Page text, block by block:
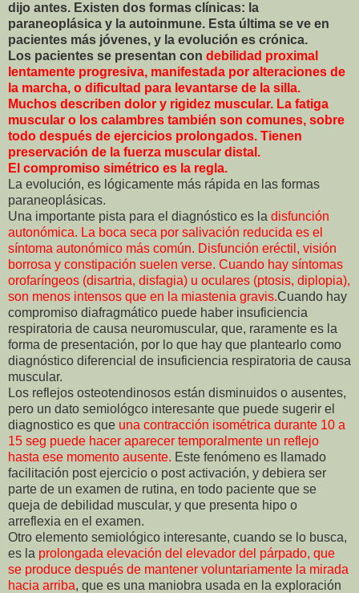
dijo antes. Existen dos formas clínicas: la
paraneoplásica y la autoinmune. Esta última se ve en
pacientes más jóvenes, y la evolución es crónica.
Los pacientes se presentan con debilidad proximal
lentamente progresiva, manifestada por alteraciones de
la marcha, o dificultad para levantarse de la silla.
Muchos describen dolor y rigidez muscular. La fatiga
muscular o los calambres también son comunes, sobre
todo después de ejercicios prolongados. Tienen
preservación de la fuerza muscular distal.
El compromiso simétrico es la regla.
La evolución, es lógicamente más rápida en las formas
paraneoplásicas.
Una importante pista para el diagnóstico es la disfunción
autonómica. La boca seca por salivación reducida es el
síntoma autonómico más común. Disfunción eréctil, visión
borrosa y constipación suelen verse. Cuando hay síntomas
orofaríngeos (disartria, disfagia) u oculares (ptosis, diplopia),
son menos intensos que en la miastenia gravis.Cuando hay
compromiso diafragmático puede haber insuficiencia
respiratoria de causa neuromuscular, que, raramente es la
forma de presentación, por lo que hay que plantearlo como
diagnóstico diferencial de insuficiencia respiratoria de causa
muscular.
Los reflejos osteotendinosos están disminuidos o ausentes,
pero un dato semiológco interesante que puede sugerir el
diagnostico es que una contracción isométrica durante 10 a
15 seg puede hacer aparecer temporalmente un reflejo
hasta ese momento ausente. Este fenómeno es llamado
facilitación post ejercicio o post activación, y debiera ser
parte de un examen de rutina, en todo paciente que se
queja de debilidad muscular, y que presenta hipo o
arreflexia en el examen.
Otro elemento semiológico interesante, cuando se lo busca,
es la prolongada elevación del elevador del párpado, que
se produce después de mantener voluntariamente la mirada
hacia arriba, que es una maniobra usada en la exploración